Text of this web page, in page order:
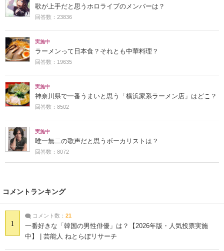
歌が上手だと思うホロライブのメンバーは？
回答数：23836
実施中
ラーメンって日本食？それとも中華料理？
回答数：19635
実施中
神奈川県で一番うまいと思う「横浜家系ラーメン店」はどこ？
回答数：8502
実施中
唯一無二の歌声だと思うボーカリストは？
回答数：8072
コメントランキング
1
コメント数： 21
一番好きな「韓国の男性俳優」は？【2026年版・人気投票実施
中】 | 芸能人 ねとらぼリサーチ